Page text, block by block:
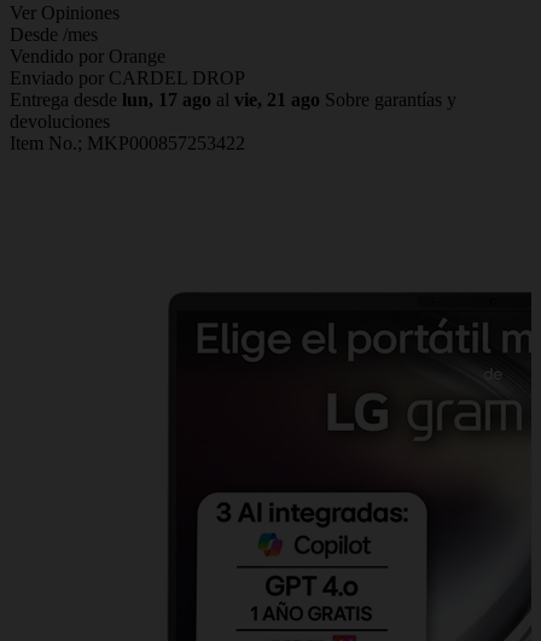
Ver Opiniones
Desde /mes
Vendido por Orange
Enviado por CARDEL DROP
Entrega desde lun, 17 ago al vie, 21 ago Sobre garantías y
devoluciones
Item No.; MKP000857253422